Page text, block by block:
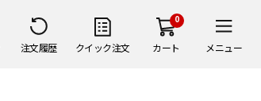
注文履歴 クイック注文
0
カート メニュー